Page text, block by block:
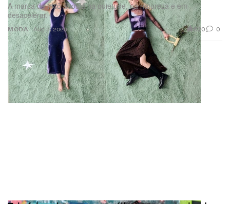
MODA
A marca de tricô aposta na quietude, na natureza e em
desacelerar.
Aug 3, 2026 620 0